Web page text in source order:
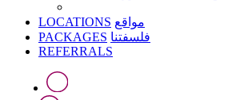
LOCATIONS مواقع
PACKAGES فلسفتنا
REFERRALS